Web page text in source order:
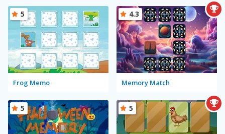
Frog Memo
5
Memory Match
4.3
5 5